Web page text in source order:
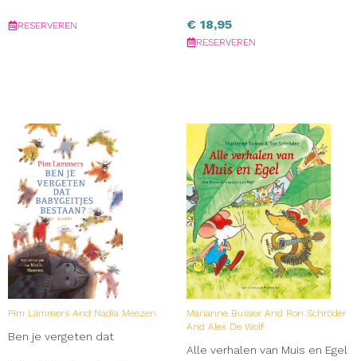
RESERVEREN € 18,95
RESERVEREN
Pim Lammers And Nadia Meezen
Ben je vergeten dat
Marianne Busser And Ron Schröder
And Alex De Wolf
Alle verhalen van Muis en Egel